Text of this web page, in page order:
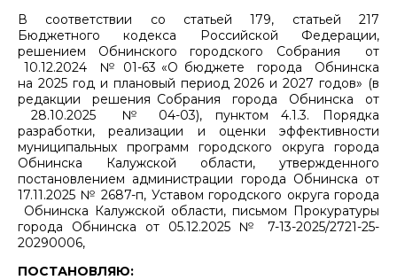
В соответствии со статьей 179, статьей 217
Бюджетного кодекса Российской Федерации,
решением Обнинского городского Собрания от
10.12.2024 № 01-63 «О бюджете города Обнинска
на 2025 год и плановый период 2026 и 2027 годов» (в
редакции решения Собрания города Обнинска от
28.10.2025 № 04-03), пунктом 4.1.3. Порядка
разработки, реализации и оценки эффективности
муниципальных программ городского округа города
Обнинска Калужской области, утвержденного
постановлением администрации города Обнинска от
17.11.2025 № 2687-п, Уставом городского округа города
Обнинска Калужской области, письмом Прокуратуры
города Обнинска от 05.12.2025 № 7-13-2025/2721-25-
20290006,
ПОСТАНОВЛЯЮ: